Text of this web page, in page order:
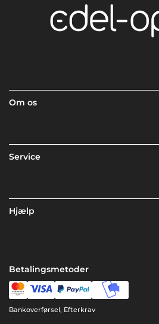
Om os
Service
Hjælp
Betalingsmetoder
Bankoverførsel, Efterkrav